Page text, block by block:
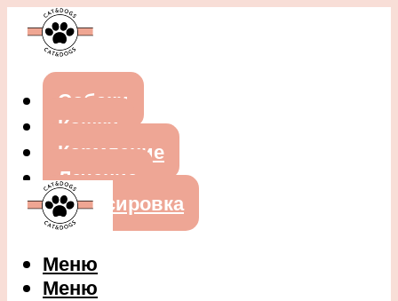
Собаки
Кошки
Кормление
Лечение
Дрессировка
Меню
Меню